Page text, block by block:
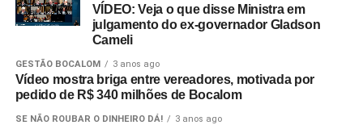
VÍDEO: Veja o que disse Ministra em
julgamento do ex-governador Gladson
Cameli
GESTÃO BOCALOM 3 anos ago
Vídeo mostra briga entre vereadores, motivada por
pedido de R$ 340 milhões de Bocalom
SE NÃO ROUBAR O DINHEIRO DÁ! 3 anos ago